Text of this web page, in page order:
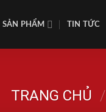
SẢN PHẨM TIN TỨC
TRANG CHỦ /